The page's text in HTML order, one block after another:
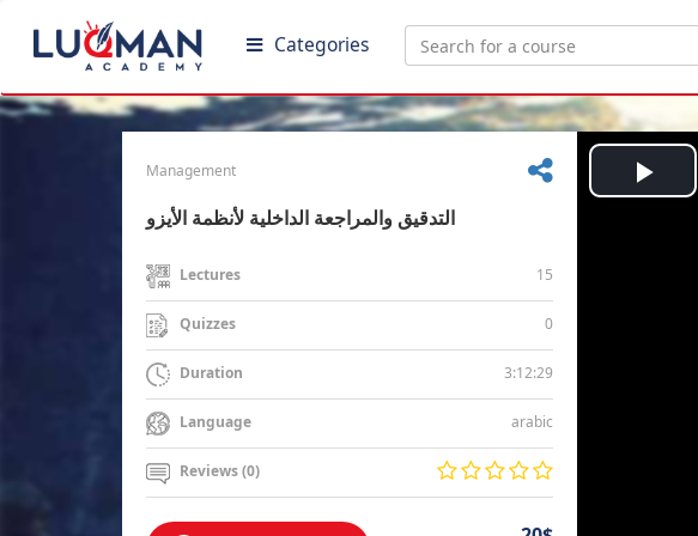
Categories
Management
التدقيق والمراجعة الداخلية لأنظمة الأيزو
Lectures 15
Quizzes 0
Duration 3:12:29
Language arabic
Reviews (0)
Play